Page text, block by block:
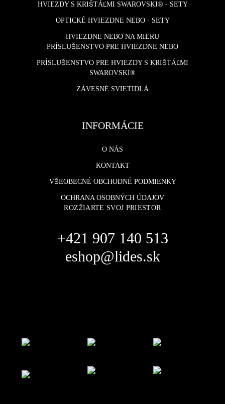
HVIEZDY S KRIŠTÁĽMI SWAROVSKI® - SETY
OPTICKÉ HVIEZDNE NEBO - SETY
HVIEZDNE NEBO NA MIERU
PRÍSLUŠENSTVO PRE HVIEZDNE NEBO
PRÍSLUŠENSTVO PRE HVIEZDY S KRIŠTÁĽMI
SWAROVSKI®
ZÁVESNÉ SVIETIDLÁ
INFORMÁCIE
O NÁS
KONTAKT
VŠEOBECNÉ OBCHODNÉ PODMIENKY
OCHRANA OSOBNÝCH ÚDAJOV
ROZŽIARTE SVOJ PRIESTOR
+421 907 140 513
eshop@lides.sk